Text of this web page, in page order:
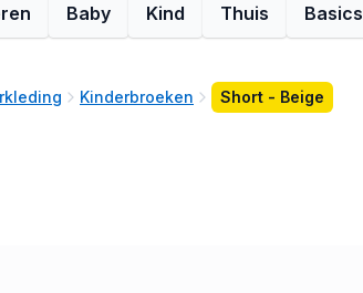
Baby Kind Thuis Basics
Kinderbroeken Short - Beige